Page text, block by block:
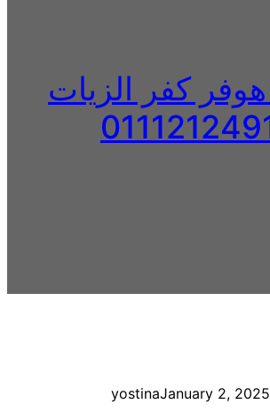
كفر الزيات
yostinaJanuary 2, 2025